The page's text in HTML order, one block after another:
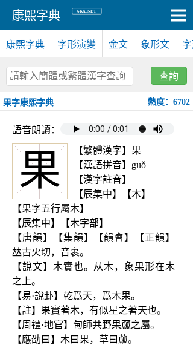
康熙字典 6KX.NET
康熙字典 字形演變 金文 象形文 字
查詢
果字康熙字典 熱度：6702
語音朗讀：
果
【繁體漢字】果
【漢語拼音】guǒ
【漢字註音】
【辰集中】【木】
【果字五行屬木】
【辰集中】【木字部】
【唐韻】【集韻】【韻會】【正韻】
𠀤古火切，音裹。
【說文】木實也。从木，象果形在木
之上。
【易·說卦】乾爲天，爲木果。
【註】果實著木，有似星之著天也。
【周禮·地官】甸師共野果蓏之屬。
【應劭曰】木曰果，草曰蓏。